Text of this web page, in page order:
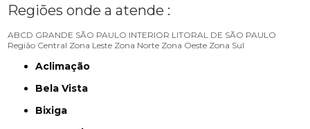
Regiões onde a atende :
ABCD GRANDE SÃO PAULO INTERIOR LITORAL DE SÃO PAULO
Região Central Zona Leste Zona Norte Zona Oeste Zona Sul
Aclimação
Bela Vista
Bixiga